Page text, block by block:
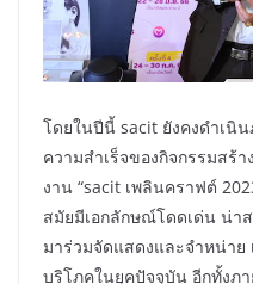
โดยในปีนี้ sacit ยังคงดำเนิ
ความสำเร็จของกิจกรรมสร้
งาน “sacit เพลินคราฟต์
สมัยมีเอกลักษณ์โดดเด่น น่า
มาร่วมจัดแสดงและจำหน่าย
บริโภคในยุคปัจจุบัน อีกทั้งภ